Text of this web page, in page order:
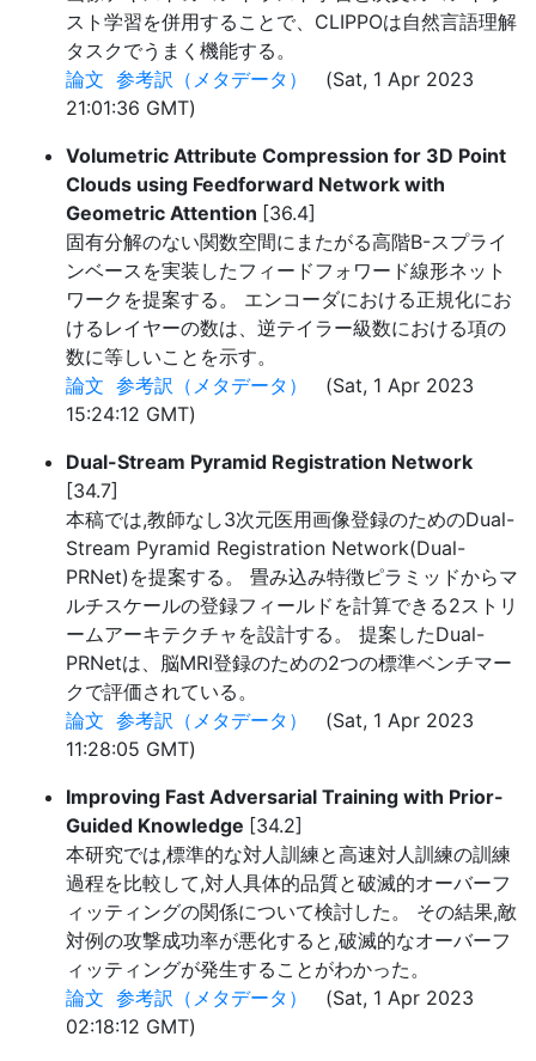
スト学習を併用することで、CLIPPOは自然言語理解
タスクでうまく機能する。
論文 参考訳（メタデータ）
(Sat, 1 Apr 2023
21:01:36 GMT)
Volumetric Attribute Compression for 3D Point
Clouds using Feedforward Network with
Geometric Attention [36.4]
固有分解のない関数空間にまたがる高階B-スプライ
ンベースを実装したフィードフォワード線形ネット
ワークを提案する。 エンコーダにおける正規化にお
けるレイヤーの数は、逆テイラー級数における項の
数に等しいことを示す。
論文 参考訳（メタデータ）
(Sat, 1 Apr 2023
15:24:12 GMT)
Dual-Stream Pyramid Registration Network
[34.7]
本稿では,教師なし3次元医用画像登録のためのDual-
Stream Pyramid Registration Network(Dual-
PRNet)を提案する。 畳み込み特徴ピラミッドからマ
ルチスケールの登録フィールドを計算できる2ストリ
ームアーキテクチャを設計する。 提案したDual-
PRNetは、脳MRI登録のための2つの標準ベンチマー
クで評価されている。
論文 参考訳（メタデータ）
(Sat, 1 Apr 2023
11:28:05 GMT)
Improving Fast Adversarial Training with Prior-
Guided Knowledge [34.2]
本研究では,標準的な対人訓練と高速対人訓練の訓練
過程を比較して,対人具体的品質と破滅的オーバーフ
ィッティングの関係について検討した。 その結果,敵
対例の攻撃成功率が悪化すると,破滅的なオーバーフ
ィッティングが発生することがわかった。
論文 参考訳（メタデータ）
(Sat, 1 Apr 2023
02:18:12 GMT)